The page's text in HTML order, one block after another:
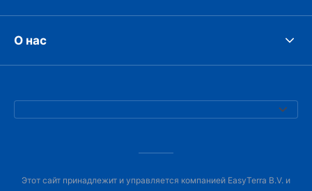
О нас
Этот сайт принадлежит и управляется компанией EasyTerra B.V. и